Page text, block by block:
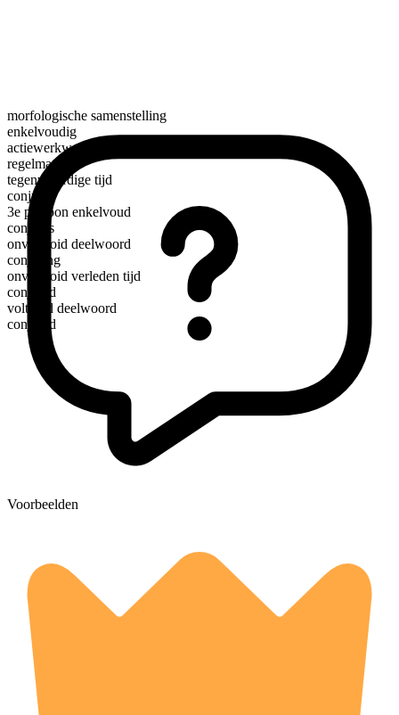
morfologische samenstelling
enkelvoudig
actiewerkwoord
regelmatig
tegenwoordige tijd
conjure
3e persoon enkelvoud
conjures
onvoltooid deelwoord
conjuring
onvoltooid verleden tijd
conjured
voltooid deelwoord
conjured
Voorbeelden